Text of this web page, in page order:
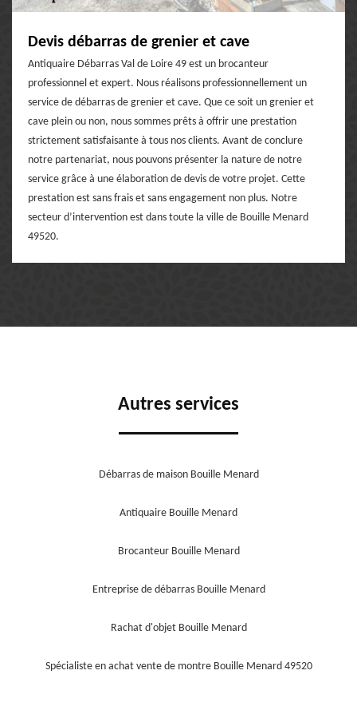
Devis débarras de grenier et cave
Antiquaire Débarras Val de Loire 49 est un brocanteur
professionnel et expert. Nous réalisons professionnellement un
service de débarras de grenier et cave. Que ce soit un grenier et
cave plein ou non, nous sommes prêts à offrir une prestation
strictement satisfaisante à tous nos clients. Avant de conclure
notre partenariat, nous pouvons présenter la nature de notre
service grâce à une élaboration de devis de votre projet. Cette
prestation est sans frais et sans engagement non plus. Notre
secteur d’intervention est dans toute la ville de Bouille Menard
49520.
Autres services
Débarras de maison Bouille Menard
Antiquaire Bouille Menard
Brocanteur Bouille Menard
Entreprise de débarras Bouille Menard
Rachat d'objet Bouille Menard
Spécialiste en achat vente de montre Bouille Menard 49520